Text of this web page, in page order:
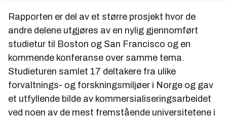
Rapporten er del av et større prosjekt hvor de
andre delene utgjøres av en nylig gjennomført
studietur til Boston og San Francisco og en
kommende konferanse over samme tema.
Studieturen samlet 17 deltakere fra ulike
forvaltnings- og forskningsmiljøer i Norge og gav
et utfyllende bilde av kommersialiseringsarbeidet
ved noen av de mest fremstående universitetene i